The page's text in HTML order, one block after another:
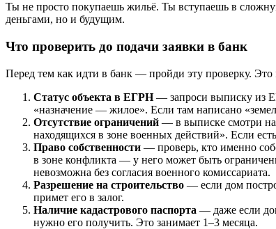
Ты не просто покупаешь жильё. Ты вступаешь в
деньгами, но и будущим.
Что проверить до подачи заявки в банк
Перед тем как идти в банк — пройди эту проверку.
Статус объекта в ЕГРН— запроси выписку из
«назначение — жилое». Если там написано
Отсутствие ограничений — в выписке смотри на
находящихся в зоне военных действий». Если
Право собственности — проверь, кто именно
в зоне конфликта — у него может быть
невозможна без согласия военного комиссариата.
Разрешение на строительство — если дом
примет его в залог.
Наличие кадастрового паспорта — даже если
нужно его получить. Это занимает 1–3 месяца.